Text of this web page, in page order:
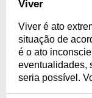
Viver
Viver é ato
situação de
é o ato
eventualidades,
seria possível.